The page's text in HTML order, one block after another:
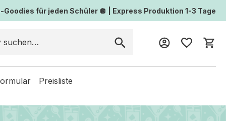
Goodies für jeden Schüler 🪩 | Express Produktion 1-3 Tage
Preisliste